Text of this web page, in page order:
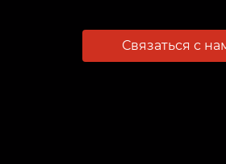
11.75
Связаться с